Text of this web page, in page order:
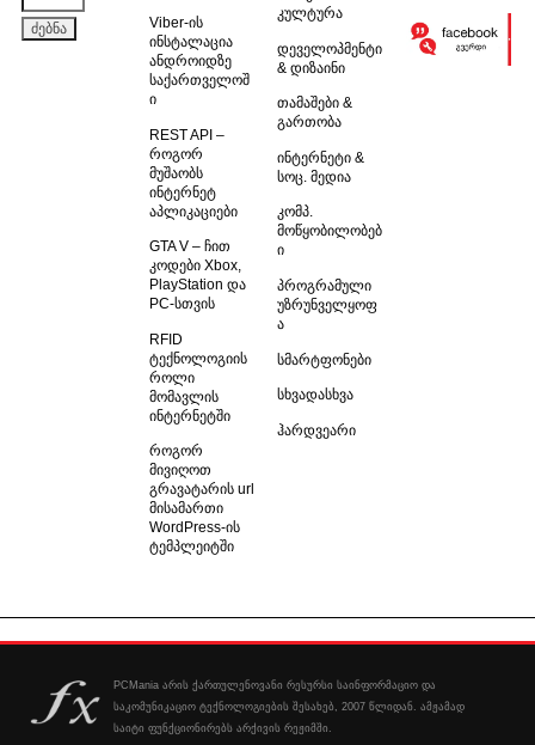
Viber-ის
ინსტალაცია
ანდროიდზე
საქართველოშ
ი
REST API –
როგორ
მუშაობს
ინტერნეტ
აპლიკაციები
GTA V – ჩით
კოდები Xbox,
PlayStation და
PC-სთვის
RFID
ტექნოლოგიის
როლი
მომავლის
ინტერნეტში
როგორ
მივიღოთ
გრავატარის url
მისამართი
WordPress-ის
ტემპლეიტში
კულტურა
დეველოპმენტი
& დიზაინი
თამაშები &
გართობა
ინტერნეტი &
სოც. მედია
კომპ.
მოწყობილობებ
ი
პროგრამული
უზრუნველყოფ
ა
სმარტფონები
სხვადასხვა
ჰარდვეარი
PCMania არის ქართულენოვანი რესურსი საინფორმაციო და
საკომუნიკაციო ტექნოლოგიების შესახებ, 2007 წლიდან. ამჟამად
საიტი ფუნქციონირებს არქივის რეჟიმში.